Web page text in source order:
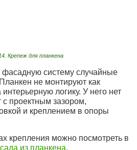
Крепеж для планкена
фасадную систему случайные
не монтируют как
интерьерную логику. У него нет
с проектным зазором,
и креплением в опоры
крепления можно посмотреть в
из планкена.